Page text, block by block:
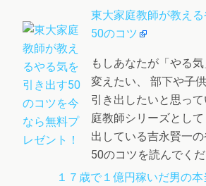
東大家庭教師が教え
50のコツ
もしあなたが「やる
変えたい、 部下や子
引き出したいと思っ
庭教師シリーズとし
出している吉永賢一
50のコツを読んでくだ
１７歳で１億円稼いだ男の